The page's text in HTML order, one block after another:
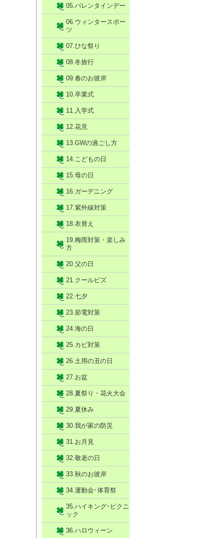
05.バレンタインデー
06.ウィンタースポー
ツ
07.ひな祭り
08.冬旅行
09.春のお彼岸
10.卒業式
11.入学式
12.花見
13.GWの過ごし方
14.こどもの日
15.母の日
16.ガーデニング
17.紫外線対策
18.衣替え
19.梅雨対策・楽しみ
方
20.父の日
21.クールビズ
22.七夕
23.節電対策
24.海の日
25.カビ対策
26.土用の丑の日
27.お盆
28.夏祭り・花火大会
29.夏休み
30.我が家の防災
31.お月見
32.敬老の日
33.秋のお彼岸
34.運動会･体育祭
35.ハイキング･ピクニ
ック
36.ハロウィーン